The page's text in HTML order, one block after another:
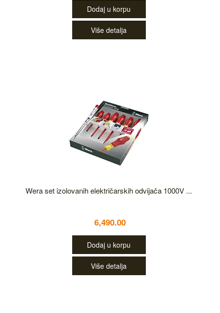
Dodaj u korpu
Više detalja
Wera set izolovanih električarskih odvijača 1000V ...
6,490.00
Dodaj u korpu
Više detalja